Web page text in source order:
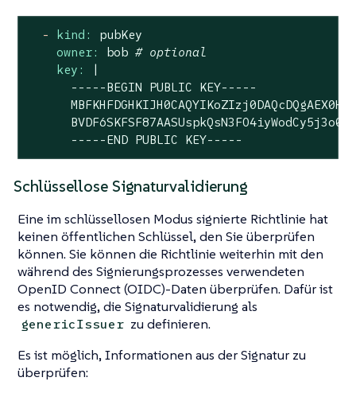
- kind:
pubKey
owner:
bob # optional
key:
      -----BEGIN PUBLIC KEY-----
      -----END PUBLIC KEY-----
Schlüssellose Signaturvalidierung
Eine im schlüssellosen Modus signierte Richtlinie hat
keinen öffentlichen Schlüssel, den Sie überprüfen
können. Sie können die Richtlinie weiterhin mit den
während des Signierungsprozesses verwendeten
OpenID Connect (OIDC)-Daten überprüfen. Dafür ist
es notwendig, die Signaturvalidierung als
genericIssuer zu definieren.
Es ist möglich, Informationen aus der Signatur zu
überprüfen: